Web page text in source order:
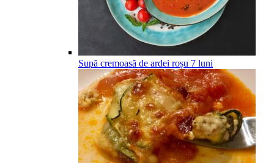
Supă cremoasă de ardei roșu 7 luni